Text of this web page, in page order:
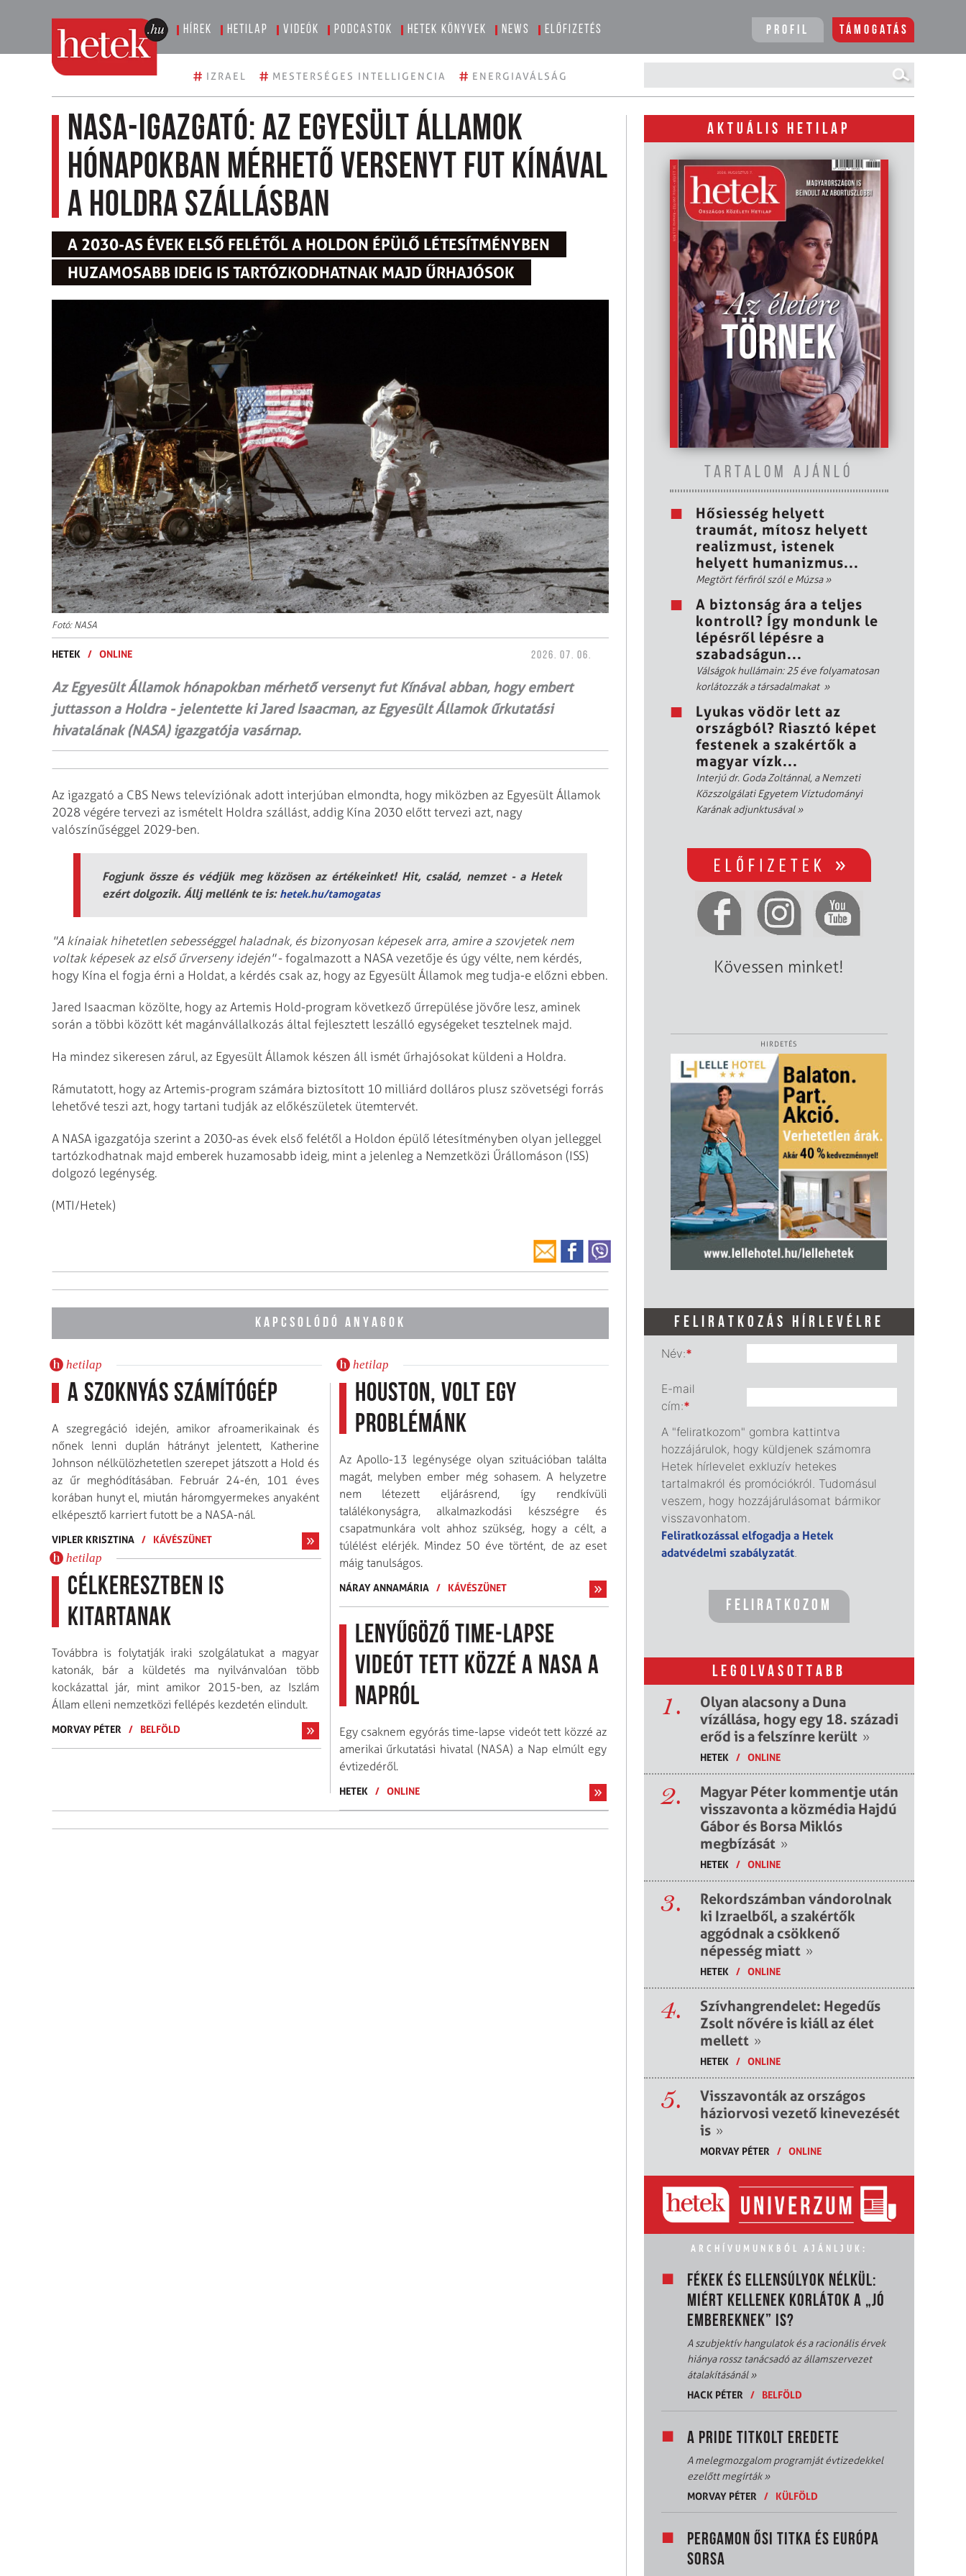
Hírek Hetilap Videók Podcastok Hetek könyvek News Előfizetés Profil Támogatás
# IZRAEL # MESTERSÉGES INTELLIGENCIA # ENERGIAVÁLSÁG
NASA-igazgató: az Egyesült Államok
hónapokban mérhető versenyt fut Kínával
a Holdra szállásban
A 2030-AS ÉVEK ELSŐ FELÉTŐL A HOLDON ÉPÜLŐ LÉTESÍTMÉNYBEN
HUZAMOSABB IDEIG IS TARTÓZKODHATNAK MAJD ŰRHAJÓSOK
Fotó: NASA
HETEK / ONLINE 2026. 07. 06.
Az Egyesült Államok hónapokban mérhető versenyt fut Kínával abban, hogy embert
juttasson a Holdra - jelentette ki Jared Isaacman, az Egyesült Államok űrkutatási
hivatalának (NASA) igazgatója vasárnap.
Az igazgató a CBS News televíziónak adott interjúban elmondta, hogy miközben az Egyesült Államok
2028 végére tervezi az ismételt Holdra szállást, addig Kína 2030 előtt tervezi azt, nagy
valószínűséggel 2029-ben.
Fogjunk össze és védjük meg közösen az értékeinket! Hit, család, nemzet - a Hetek
ezért dolgozik. Állj mellénk te is: hetek.hu/tamogatas
"A kínaiak hihetetlen sebességgel haladnak, és bizonyosan képesek arra, amire a szovjetek nem
voltak képesek az első űrverseny idején"- fogalmazott a NASA vezetője és úgy vélte, nem kérdés,
hogy Kína el fogja érni a Holdat, a kérdés csak az, hogy az Egyesült Államok meg tudja-e előzni ebben.
Jared Isaacman közölte, hogy az Artemis Hold-program következő űrrepülése jövőre lesz, aminek
során a többi között két magánvállalkozás által fejlesztett leszálló egységeket tesztelnek majd.
Ha mindez sikeresen zárul, az Egyesült Államok készen áll ismét űrhajósokat küldeni a Holdra.
Rámutatott, hogy az Artemis-program számára biztosított 10 milliárd dolláros plusz szövetségi forrás
lehetővé teszi azt, hogy tartani tudják az előkészületek ütemtervét.
A NASA igazgatója szerint a 2030-as évek első felétől a Holdon épülő létesítményben olyan jelleggel
tartózkodhatnak majd emberek huzamosabb ideig, mint a jelenleg a Nemzetközi Űrállomáson (ISS)
dolgozó legénység.
(MTI/Hetek)
KAPCSOLÓDÓ ANYAGOK
hetilap
A szoknyás számítógép
A szegregáció idején, amikor afroamerikainak és
nőnek lenni duplán hátrányt jelentett, Katherine
Johnson nélkülözhetetlen szerepet játszott a Hold és
az űr meghódításában. Február 24-én, 101 éves
korában hunyt el, miután háromgyermekes anyaként
elképesztő karriert futott be a NASA-nál.
VIPLER KRISZTINA / KÁVÉSZÜNET
hetilap
Célkeresztben is
kitartanak
Továbbra is folytatják iraki szolgálatukat a magyar
katonák, bár a küldetés ma nyilvánvalóan több
kockázattal jár, mint amikor 2015-ben, az Iszlám
Állam elleni nemzetközi fellépés kezdetén elindult.
MORVAY PÉTER / BELFÖLD
hetilap
Houston, volt egy
problémánk
Az Apollo-13 legénysége olyan szituációban találta
magát, melyben ember még sohasem. A helyzetre
nem létezett eljárásrend, így rendkívüli
találékonyságra, alkalmazkodási készségre és
csapatmunkára volt ahhoz szükség, hogy a célt, a
túlélést elérjék. Mindez 50 éve történt, de az eset
máig tanulságos.
NÁRAY ANNAMÁRIA / KÁVÉSZÜNET
Lenyűgöző time-lapse
videót tett közzé a NASA a
Napról
Egy csaknem egyórás time-lapse videót tett közzé az
amerikai űrkutatási hivatal (NASA) a Nap elmúlt egy
évtizedéről.
HETEK / ONLINE
AKTUÁLIS HETILAP
TARTALOM AJÁNLÓ
Hősiesség helyett
traumát, mítosz helyett
realizmust, istenek
helyett humanizmus...
Megtört férfiról szól e Múzsa»
A biztonság ára a teljes
kontroll? Így mondunk le
lépésről lépésre a
szabadságun...
Válságok hullámain: 25 éve folyamatosan
korlátozzák a társadalmakat »
Lyukas vödör lett az
országból? Riasztó képet
festenek a szakértők a
magyar vízk...
Interjú dr. Goda Zoltánnal, a Nemzeti
Közszolgálati Egyetem Víztudományi
Karának adjunktusával»
Kövessen minket!
HIRDETÉS
FELIRATKOZÁS HÍRLEVÉLRE
Név:*
E-mail
cím:*
A "feliratkozom" gombra kattintva
hozzájárulok, hogy küldjenek számomra
Hetek hírlevelet exkluzív hetekes
tartalmakról és promóciókról. Tudomásul
veszem, hogy hozzájárulásomat bármikor
visszavonhatom.
Feliratkozással elfogadja a Hetek
adatvédelmi szabályzatát
LEGOLVASOTTABB
1.
Olyan alacsony a Duna
vízállása, hogy egy 18. századi
erőd is a felszínre került »
HETEK / ONLINE
2.
Magyar Péter kommentje után
visszavonta a közmédia Hajdú
Gábor és Borsa Miklós
megbízását »
HETEK / ONLINE
3.
Rekordszámban vándorolnak
ki Izraelből, a szakértők
aggódnak a csökkenő
népesség miatt »
HETEK / ONLINE
4.
Szívhangrendelet: Hegedűs
Zsolt nővére is kiáll az élet
mellett »
HETEK / ONLINE
5.
Visszavonták az országos
háziorvosi vezető kinevezését
is »
MORVAY PÉTER / ONLINE
ARCHÍVUMUNKBÓL AJÁNLJUK:
FÉKEK ÉS ELLENSÚLYOK NÉLKÜL:
MIÉRT KELLENEK KORLÁTOK A „JÓ
EMBEREKNEK” IS?
A szubjektív hangulatok és a racionális érvek
hiánya rossz tanácsadó az államszervezet
átalakításánál»
HACK PÉTER
/ BELFÖLD
A PRIDE TITKOLT EREDETE
A melegmozgalom programját évtizedekkel
ezelőtt megírták»
MORVAY PÉTER
/ KÜLFÖLD
PERGAMON ŐSI TITKA ÉS EURÓPA
SORSA